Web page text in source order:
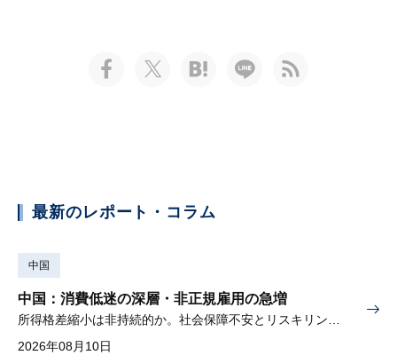
最新のレポート・コラム
中国
中国：消費低迷の深層・非正規雇用の急増
2026年08月10日